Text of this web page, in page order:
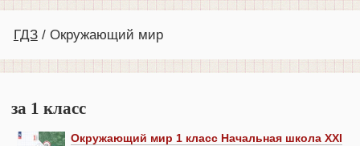
ГДЗ Окружающий мир
за 1 класс
Окружающий мир 1 класс Начальная школа XXI